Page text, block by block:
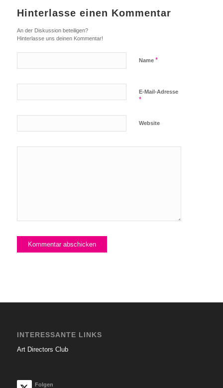
Hinterlasse einen Kommentar
An der Diskussion beteiligen?
Hinterlasse uns deinen Kommentar!
Name *
E-Mail-Adresse
*
Website
INTERESSANTE LINKS
Art Directors Club
Folgen